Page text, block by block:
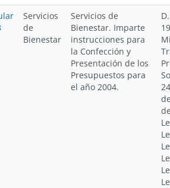
Servicios
de
Bienestar
Servicios de
Bienestar. Imparte
instrucciones para
la Confección y
Presentación de los
Presupuestos para
el año 2004.